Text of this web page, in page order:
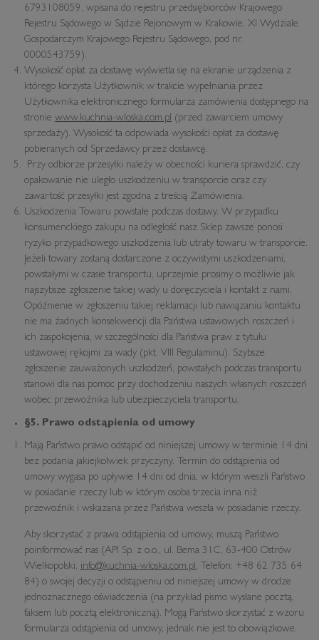
6793108059, wpisana do rejestru przedsiębiorców Krajowego
Rejestru Sądowego w Sądzie Rejonowym w Krakowie, XI Wydziale
Gospodarczym Krajowego Rejestru Sądowego, pod nr.
0000543759).
Wysokość opłat za dostawę wyświetla się na ekranie urządzenia z
którego korzysta Użytkownik w trakcie wypełniania przez
Użytkownika elektronicznego formularza zamówienia dostępnego na
stronie www.kuchnia-wloska.com.pl (przed zawarciem umowy
sprzedaży). Wysokość ta odpowiada wysokości opłat za dostawę
pobieranych od Sprzedawcy przez dostawcę.
Przy odbiorze przesyłki należy w obecności kuriera sprawdzić, czy
opakowanie nie uległo uszkodzeniu w transporcie oraz czy
zawartość przesyłki jest zgodna z treścią Zamówienia.
Uszkodzenia Towaru powstałe podczas dostawy. W przypadku
konsumenckiego zakupu na odległość nasz Sklep zawsze ponosi
ryzyko przypadkowego uszkodzenia lub utraty towaru w transporcie.
Jeżeli towary zostaną dostarczone z oczywistymi uszkodzeniami,
powstałymi w czasie transportu, uprzejmie prosimy o możliwie jak
najszybsze zgłoszenie takiej wady u doręczyciela i kontakt z nami.
Opóźnienie w zgłoszeniu takiej reklamacji lub nawiązaniu kontaktu
nie ma żadnych konsekwencji dla Państwa ustawowych roszczeń i
ich zaspokojenia, w szczególności dla Państwa praw z tytułu
ustawowej rękojmi za wady (pkt. VIII Regulaminu). Szybsze
zgłoszenie zauważonych uszkodzeń, powstałych podczas transportu
stanowi dla nas pomoc przy dochodzeniu naszych własnych roszczeń
wobec przewoźnika lub ubezpieczyciela transportu.
§5 . Prawo odstąpienia od umowy
Mają Państwo prawo odstąpić od niniejszej umowy w terminie 14 dni
bez podania jakiejkolwiek przyczyny. Termin do odstąpienia od
umowy wygasa po upływie 14 dni od dnia, w którym weszli Państwo
w posiadanie rzeczy lub w którym osoba trzecia inna niż
przewoźnik i wskazana przez Państwa weszła w posiadanie rzeczy.
Aby skorzystać z prawa odstąpienia od umowy, muszą Państwo
poinformować nas (API Sp. z o.o., ul. Bema 31C, 63-400 Ostrów
Wielkopolski, info@kuchnia-wloska.com.pl, Telefon: +48 62 735 64
84) o swojej decyzji o odstąpieniu od niniejszej umowy w drodze
jednoznacznego oświadczenia (na przykład pismo wysłane pocztą,
faksem lub pocztą elektroniczną). Mogą Państwo skorzystać z wzoru
formularza odstąpienia od umowy, jednak nie jest to obowiązkowe.